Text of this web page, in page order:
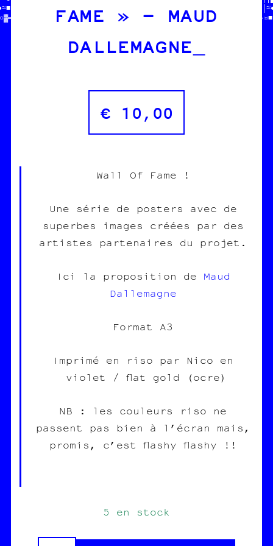
DONNE-NOUS  //  $$$      ///  charleroi /// diy    //
TON POGNON  //BONE ASBL  ///                       //
FAME » – MAUD
DALLEMAGNE
€ 10,00
Wall Of Fame !
Une série de posters avec de
superbes images créées par des
artistes partenaires du projet.
Ici la proposition de Maud
Dallemagne
Format A3
Imprimé en riso par Nico en
violet / flat gold (ocre)
NB : les couleurs riso ne
passent pas bien à l’écran mais,
promis, c’est flashy flashy !!
5 en stock